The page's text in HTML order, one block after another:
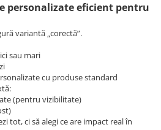
personalizate eficient pentru
variantă „corectă”.
sau mari
cu produse standard
(pentru vizibilitate)
tot, ci să alegi ce are impact real în